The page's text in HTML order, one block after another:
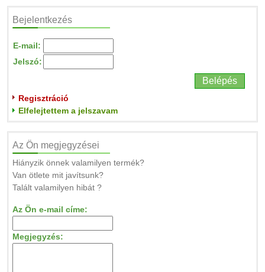
Bejelentkezés
E-mail:
Jelszó:
Regisztráció
Elfelejtettem a jelszavam
Az Ön megjegyzései
Hiányzik önnek valamilyen termék?
Van ötlete mit javítsunk?
Talált valamilyen hibát ?
Az Ön e-mail címe:
Megjegyzés: